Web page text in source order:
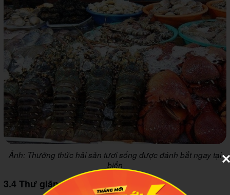
Ảnh: Thưởng thức hải sản tươi sống được đánh bắt ngay tại
biển
3.4 Thư giãn và tắm biển